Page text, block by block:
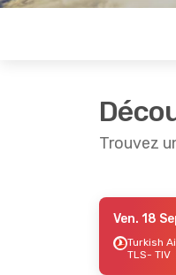
Trouvez
- Mar. 22
1 Escale
Ven. 18
Turkish
TLS- TIV